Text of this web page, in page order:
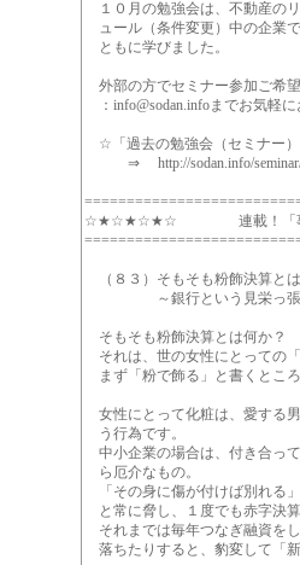
１０月の勉強会は、不動産の
ュール（条件変更）中の企業
ともに学びました。
外部の方でセミナー参加ご希
：info@sodan.infoまでお気軽に
☆「過去の勉強会（セミナー
⇒ http://sodan.info/
☆★☆★☆★☆ 連載！「事
（８３）そもそも粉飾決算と
～銀行という見栄っ張り
そもそも粉飾決算とは何か？
それは、世の女性にとっての
まず「粉で飾る」と書くとこ
女性にとって化粧は、愛する
う行為です。
中小企業の場合は、付き合っ
ら厄介なもの。
「その身に傷が付けば別れる」
と常に脅し、１度でも赤字決
それまでは毎年つなぎ融資を
落ちたりすると、豹変して「